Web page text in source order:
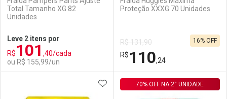
Comprar sem Desconto
Por R$ 92,90/cada
Comprar sem Desconto
Por R$ 92,90/cada
Comprar sem Desconto
Por R$ 154,99/cada
Comprar sem Desconto
Por R$ 154,99/cada
Total Tamanho XG 82
Unidades
Leve 2 itens por
R$101 ,40/cada
ou R$ 155,99/un
FECHAR
FECHAR
Proteção XXXG 70 Unidades
R$ 131,90
R$110,24
16% OFF
ADICIONAR AOS FAVORITOS
70% OFF NA 2° UNIDADE